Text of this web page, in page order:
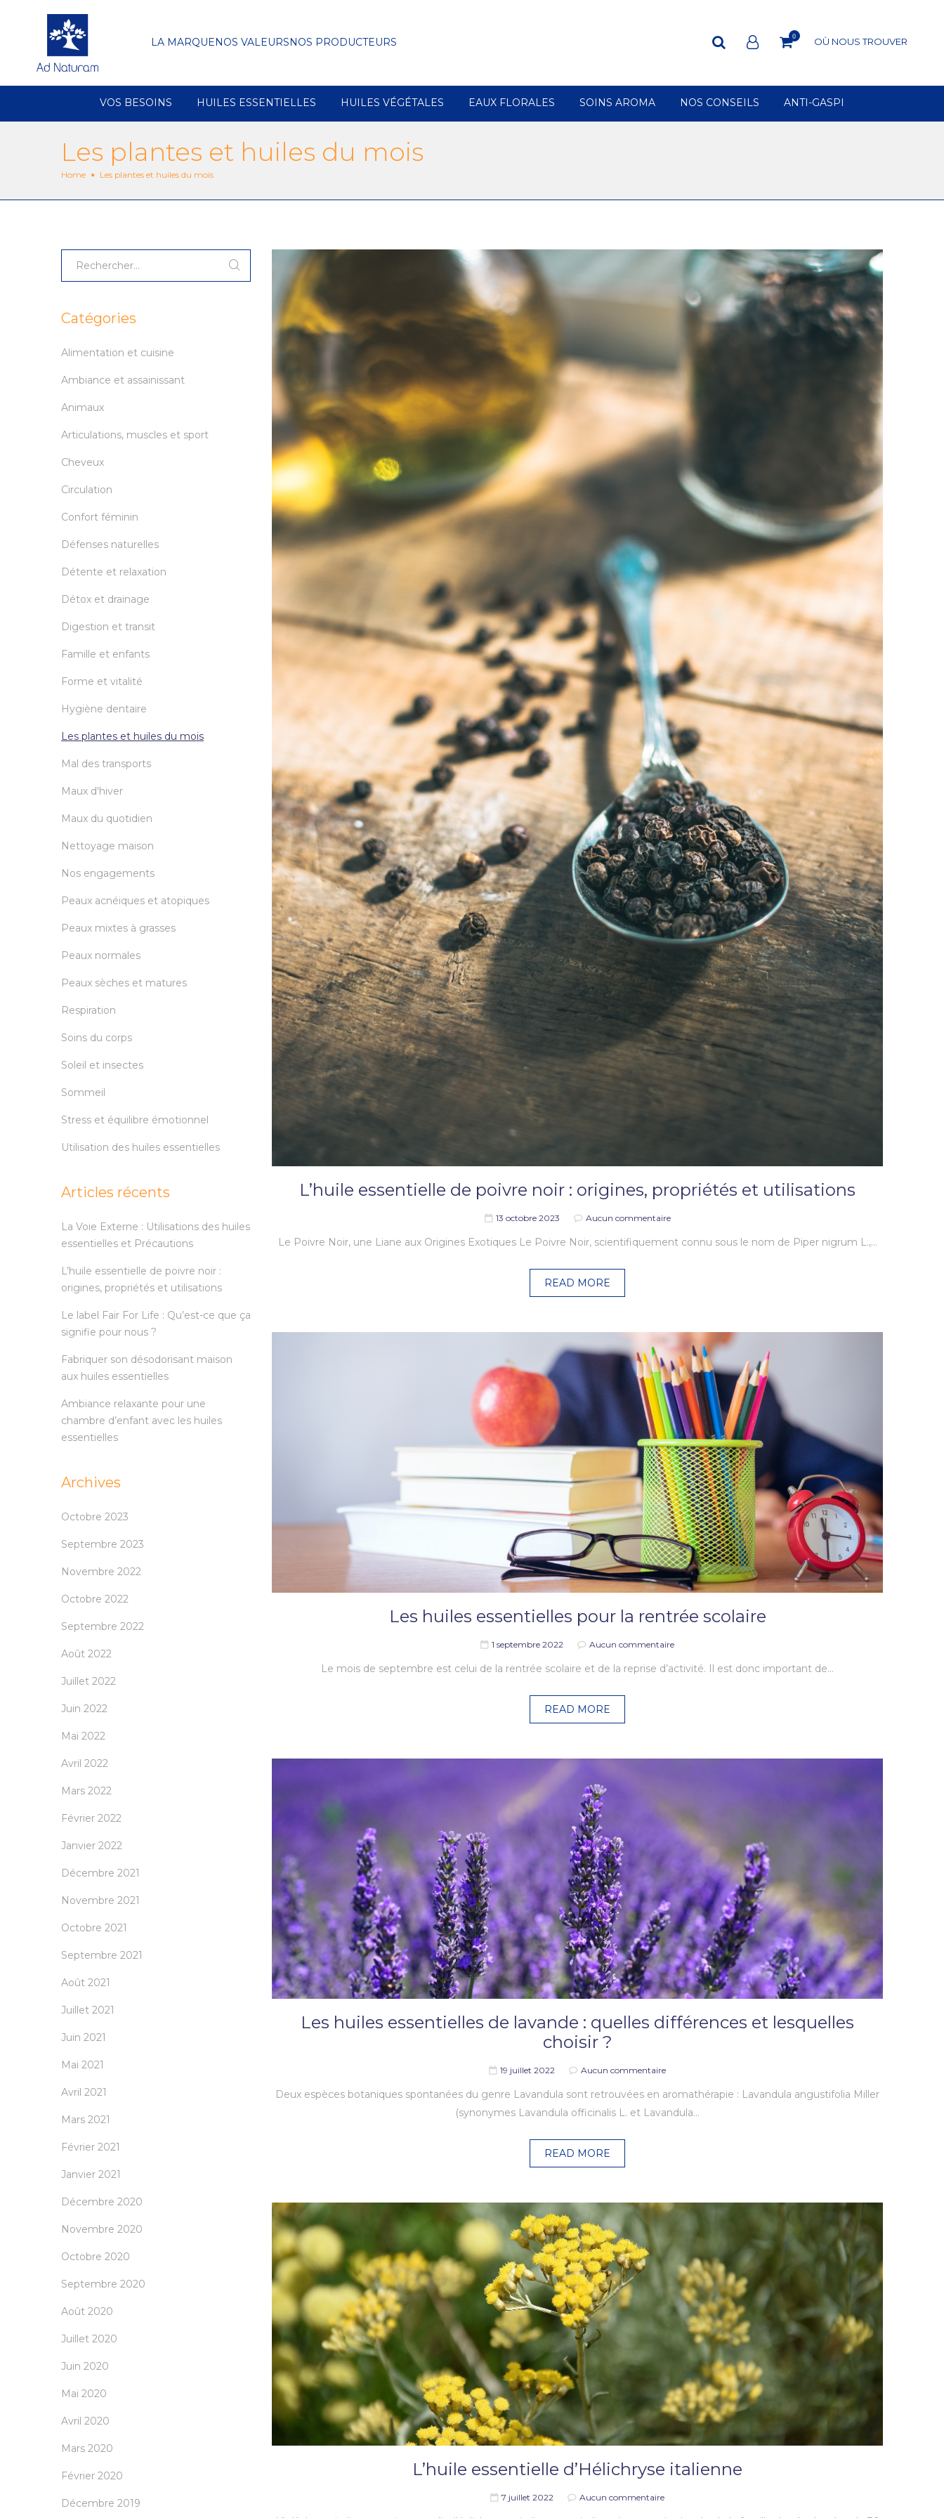
LA MARQUENOS VALEURSNOS PRODUCTEURS 0 OÙ NOUS TROUVER
VOS BESOINS HUILES ESSENTIELLES HUILES VÉGÉTALES EAUX FLORALES SOINS AROMA NOS CONSEILS ANTI-GASPI
Les plantes et huiles du mois
Home Les plantes et huiles du mois
L’huile essentielle de poivre noir : origines, propriétés et utilisations
13 octobre 2023 Aucun commentaire
Le Poivre Noir, une Liane aux Origines Exotiques Le Poivre Noir, scientifiquement connu sous le nom de Piper nigrum L.,…
READ MORE
Les huiles essentielles pour la rentrée scolaire
1 septembre 2022 Aucun commentaire
Le mois de septembre est celui de la rentrée scolaire et de la reprise d’activité. Il est donc important de…
READ MORE
Les huiles essentielles de lavande : quelles différences et lesquelles
choisir ?
19 juillet 2022 Aucun commentaire
Deux espèces botaniques spontanées du genre Lavandula sont retrouvées en aromathérapie : Lavandula angustifolia Miller
(synonymes Lavandula officinalis L. et Lavandula…
READ MORE
L’huile essentielle d’Hélichryse italienne
7 juillet 2022 Aucun commentaire
Catégories
Alimentation et cuisine
Ambiance et assainissant
Animaux
Articulations, muscles et sport
Cheveux
Circulation
Confort féminin
Défenses naturelles
Détente et relaxation
Détox et drainage
Digestion et transit
Famille et enfants
Forme et vitalité
Hygiène dentaire
Les plantes et huiles du mois
Mal des transports
Maux d'hiver
Maux du quotidien
Nettoyage maison
Nos engagements
Peaux acnéiques et atopiques
Peaux mixtes à grasses
Peaux normales
Peaux sèches et matures
Respiration
Soins du corps
Soleil et insectes
Sommeil
Stress et équilibre émotionnel
Utilisation des huiles essentielles
Articles récents
La Voie Externe : Utilisations des huiles
essentielles et Précautions
L’huile essentielle de poivre noir :
origines, propriétés et utilisations
Le label Fair For Life : Qu’est-ce que ça
signifie pour nous ?
Fabriquer son désodorisant maison
aux huiles essentielles
Ambiance relaxante pour une
chambre d’enfant avec les huiles
essentielles
Archives
Octobre 2023
Septembre 2023
Novembre 2022
Octobre 2022
Septembre 2022
Août 2022
Juillet 2022
Juin 2022
Mai 2022
Avril 2022
Mars 2022
Février 2022
Janvier 2022
Décembre 2021
Novembre 2021
Octobre 2021
Septembre 2021
Août 2021
Juillet 2021
Juin 2021
Mai 2021
Avril 2021
Mars 2021
Février 2021
Janvier 2021
Décembre 2020
Novembre 2020
Octobre 2020
Septembre 2020
Août 2020
Juillet 2020
Juin 2020
Mai 2020
Avril 2020
Mars 2020
Février 2020
Décembre 2019